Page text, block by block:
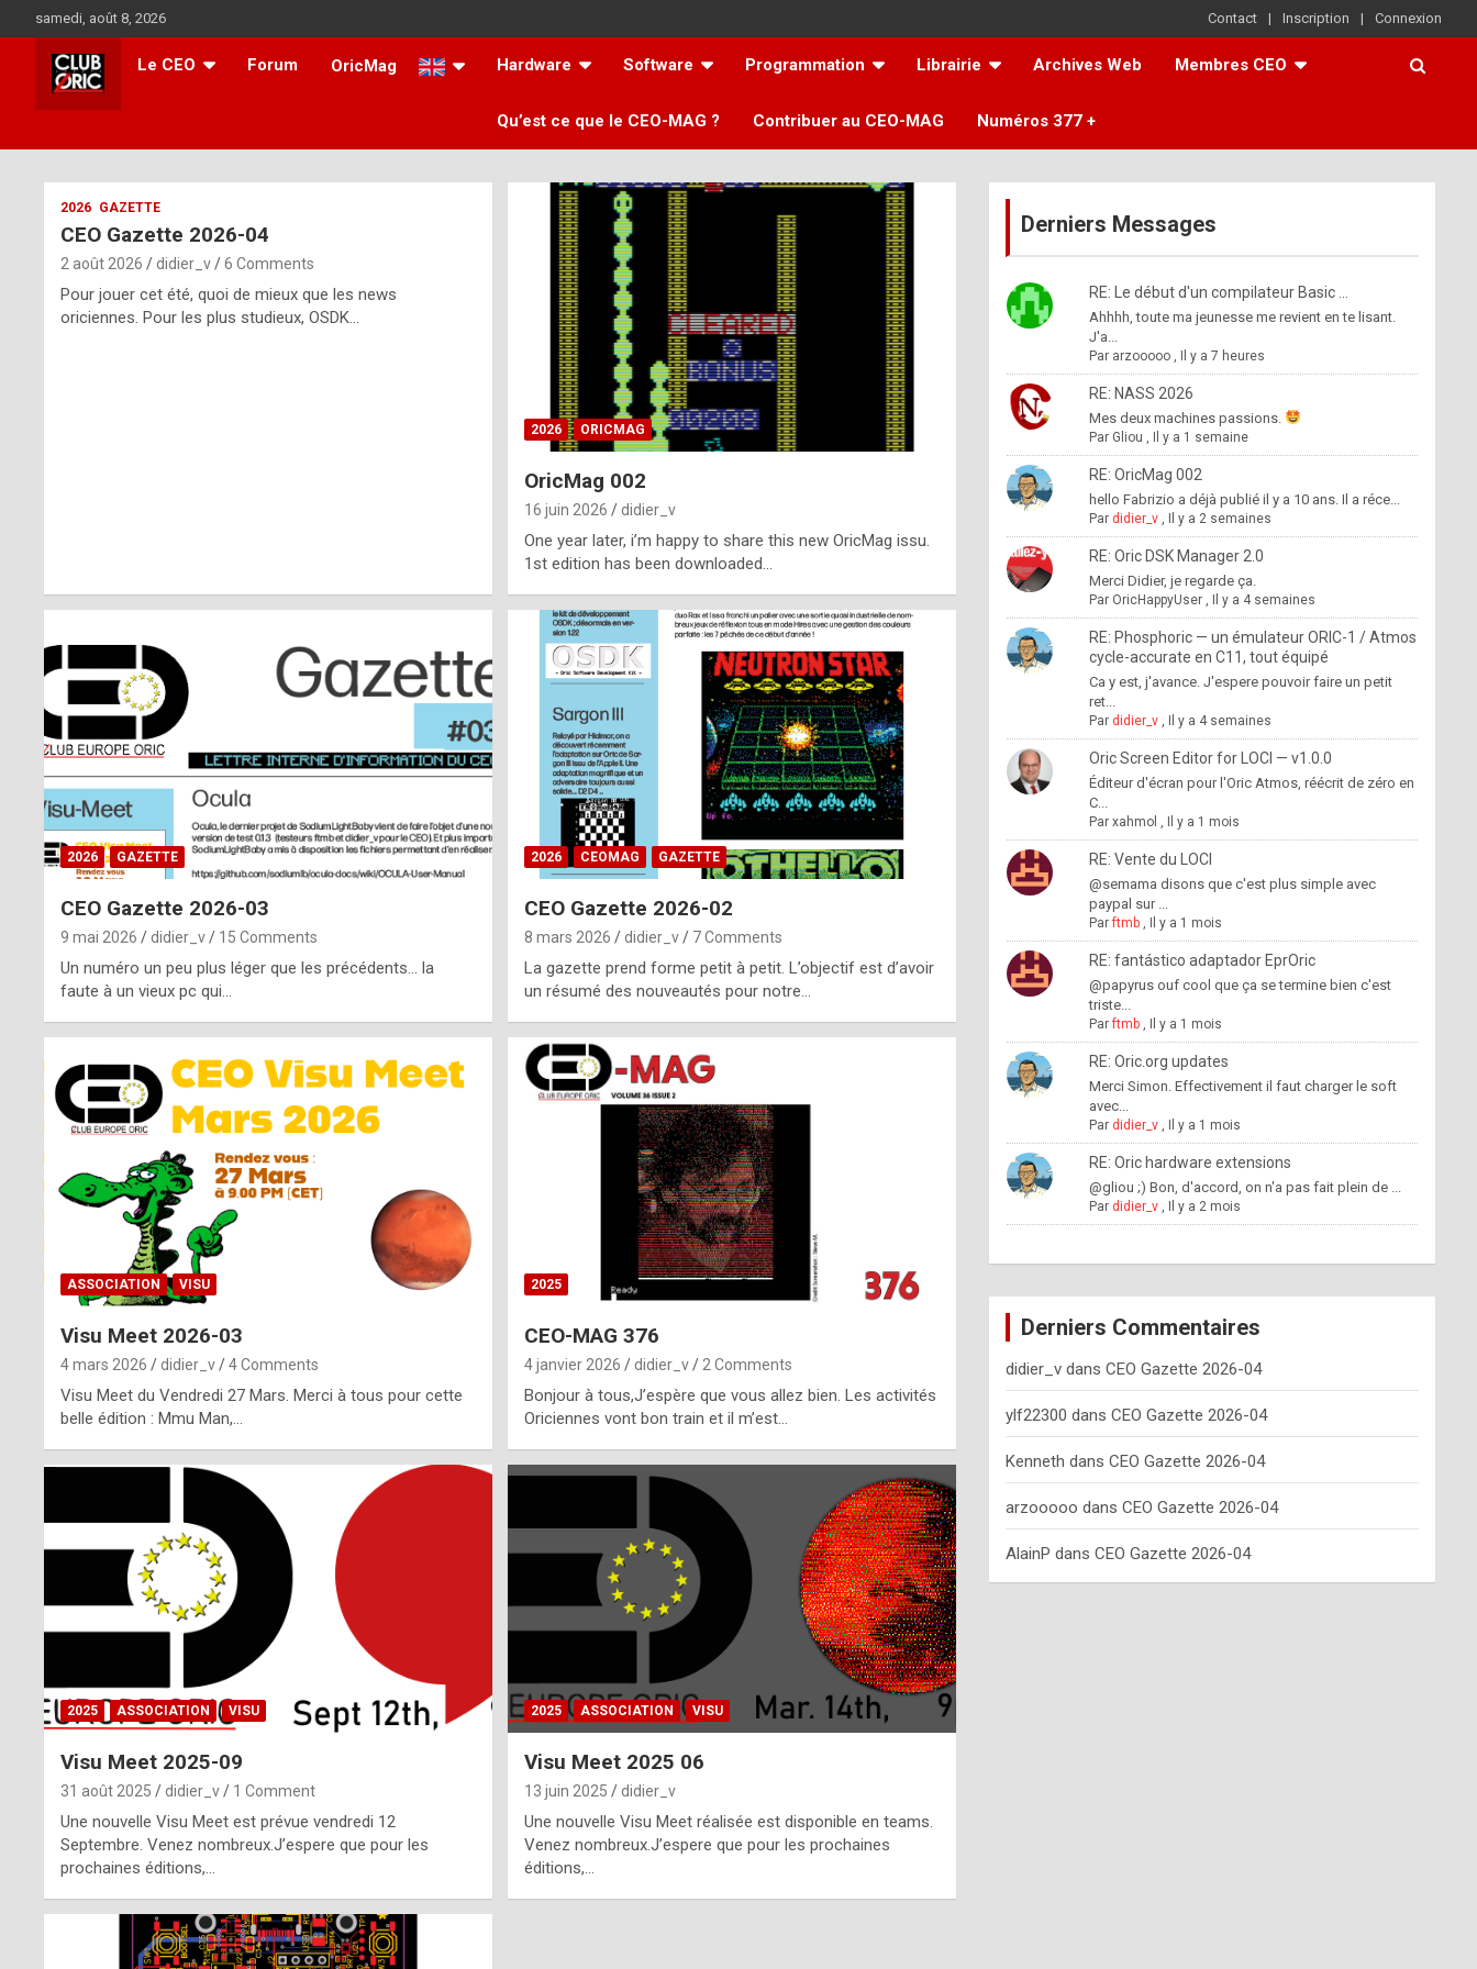
to
content
samedi, août 8, 2026 Contact Inscription Connexion
Le CEO Forum OricMag Hardware Software Programmation Librairie Archives Web Membres CEO
Qu’est ce que le CEO-MAG ? Contribuer au CEO-MAG Numéros 377 +
ff
m
2026 GAZETTE
CEO Gazette 2026-04
2 août 2026 didier_v 6 Comments
Pour jouer cet été, quoi de mieux que les news
oriciennes. Pour les plus studieux, OSDK…
2026 ORICMAG
OricMag 002
16 juin 2026 didier_v
One year later, i’m happy to share this new OricMag issu.
1st edition has been downloaded…
2026 GAZETTE
CEO Gazette 2026-03
9 mai 2026 didier_v 15 Comments
Un numéro un peu plus léger que les précédents… la
faute à un vieux pc qui…
2026 CEOMAG GAZETTE
CEO Gazette 2026-02
8 mars 2026 didier_v 7 Comments
La gazette prend forme petit à petit. L’objectif est d’avoir
un résumé des nouveautés pour notre…
ASSOCIATION VISU
Visu Meet 2026-03
4 mars 2026 didier_v 4 Comments
Visu Meet du Vendredi 27 Mars. Merci à tous pour cette
belle édition : Mmu Man,…
2025
CEO-MAG 376
4 janvier 2026 didier_v 2 Comments
Bonjour à tous,J’espère que vous allez bien. Les activités
Oriciennes vont bon train et il m’est…
2025 ASSOCIATION VISU
Visu Meet 2025-09
31 août 2025 didier_v 1 Comment
Une nouvelle Visu Meet est prévue vendredi 12
Septembre. Venez nombreux.J’espere que pour les
prochaines éditions,…
2025 ASSOCIATION VISU
Visu Meet 2025 06
13 juin 2025 didier_v
Une nouvelle Visu Meet réalisée est disponible en teams.
Venez nombreux.J’espere que pour les prochaines
éditions,…
Derniers Messages
RE: Le début d'un compilateur Basic ...
Ahhhh, toute ma jeunesse me revient en te lisant.
J'a...
Par arzooooo, Il y a 7 heures
RE: NASS 2026
Mes deux machines passions.
Par Gliou , Il y a 1 semaine
RE: OricMag 002
hello Fabrizio a déjà publié il y a 10 ans. Il a réce...
Par didier_v, Il y a 2 semaines
RE: Oric DSK Manager 2.0
Merci Didier, je regarde ça.
Par OricHappyUser, Il y a 4 semaines
RE: Phosphoric — un émulateur ORIC-1 / Atmos
cycle-accurate en C11, tout équipé
Ca y est, j'avance. J'espere pouvoir faire un petit
ret...
Par didier_v, Il y a 4 semaines
Oric Screen Editor for LOCI — v1.0.0
Éditeur d'écran pour l'Oric Atmos, réécrit de zéro en
C...
Par xahmol , Il y a 1 mois
RE: Vente du LOCI
@semama disons que c'est plus simple avec
paypal sur ...
Parftmb, Il y a 1 mois
RE: fantástico adaptador EprOric
@papyrus ouf cool que ça se termine bien c'est
triste...
Parftmb, Il y a 1 mois
RE: Oric.org updates
Merci Simon. Effectivement il faut charger le soft
avec...
Par didier_v, Il y a 1 mois
RE: Oric hardware extensions
@gliou ;) Bon, d'accord, on n'a pas fait plein de ...
Par didier_v, Il y a 2 mois
Derniers Commentaires
didier_vdans CEO Gazette 2026-04
ylf22300 dans CEO Gazette 2026-04
Kenneth dans CEO Gazette 2026-04
arzooooo dans CEO Gazette 2026-04
AlainP dans CEO Gazette 2026-04